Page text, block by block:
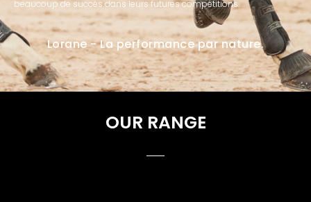
beaucoup de succès dans leurs futures compétitions.
Lorane - La performance par nature.
OUR RANGE